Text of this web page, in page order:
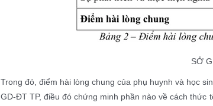
SỞ
Trong đó, điểm hài lòng chung của phụ huynh và học
GD-ĐT TP, điều đó chứng minh phần nào về cách thức